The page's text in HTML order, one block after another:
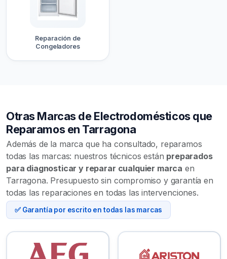
Reparación de
Congeladores
Otras Marcas de Electrodomésticos que
Reparamos en Tarragona
Además de la marca que ha consultado, reparamos
todas las marcas: nuestros técnicos están preparados
para diagnosticar y reparar cualquier marca en
Tarragona. Presupuesto sin compromiso y garantía en
todas las reparaciones en todas las intervenciones.
✅ Garantía por escrito en todas las marcas